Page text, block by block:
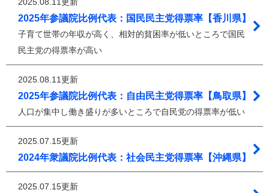
2025年参議院比例代表：国民民主党得票率【香川県】
子育て世帯の年収が高く、相対的貧困率が低いところで国民
民主党の得票率が高い
2025.08.11更新
2025年参議院比例代表：自由民主党得票率【鳥取県】
人口が集中し働き盛りが多いところで自民党の得票率が低い
2025.07.15更新
2024年衆議院比例代表：社会民主党得票率【沖縄県】
2025.07.15更新